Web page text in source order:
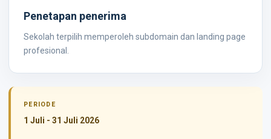
Penetapan penerima
Sekolah terpilih memperoleh subdomain dan landing page
profesional.
PERIODE
1 Juli - 31 Juli 2026